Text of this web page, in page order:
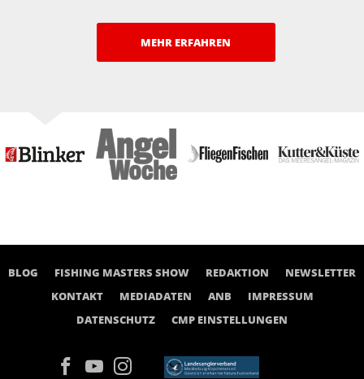
MEHR ERFAHREN
BLOG FISHING MASTERS SHOW REDAKTION
NEWSLETTER
KONTAKT
MEDIADATEN ANB
IMPRESSUM
DATENSCHUTZ
CMP EINSTELLUNGEN